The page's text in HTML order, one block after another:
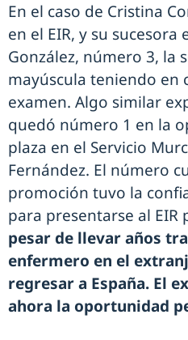
En el caso de Cristina
en el EIR, y su sucesora
González, número 3, la
mayúscula teniendo en
examen. Algo similar
quedó número 1 en la
plaza en el Servicio
Fernández. El número
promoción tuvo la
para presentarse al EIR
pesar de llevar años
enfermero en el
regresar a España. El
ahora la oportunidad